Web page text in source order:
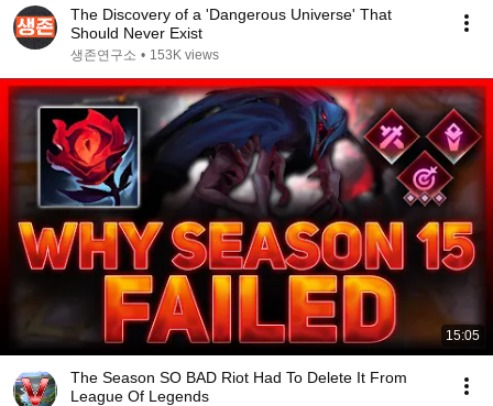
The Discovery of a 'Dangerous Universe' That
Should Never Exist
생존연구소 • 153K views
15:05
The Season SO BAD Riot Had To Delete It From
League Of Legends